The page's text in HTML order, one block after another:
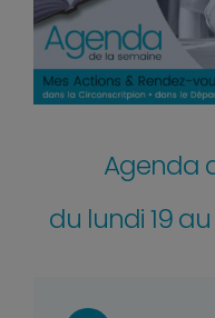
Agenda
du lundi 19